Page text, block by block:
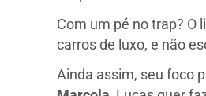
Com um pé no trap? O
carros de luxo, e não
Ainda assim, seu foco